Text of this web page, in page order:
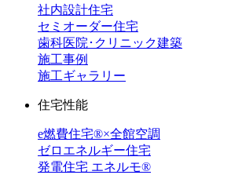
社内設計住宅
セミオーダー住宅
歯科医院･クリニック建築
施工事例
施工ギャラリー
住宅性能
e燃費住宅®︎×全館空調
ゼロエネルギー住宅
発電住宅 エネルモ®